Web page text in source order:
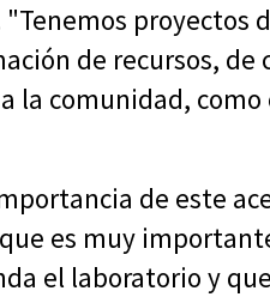
proyectos
de recursos,
la comunidad,
de este
es muy
el laboratorio y